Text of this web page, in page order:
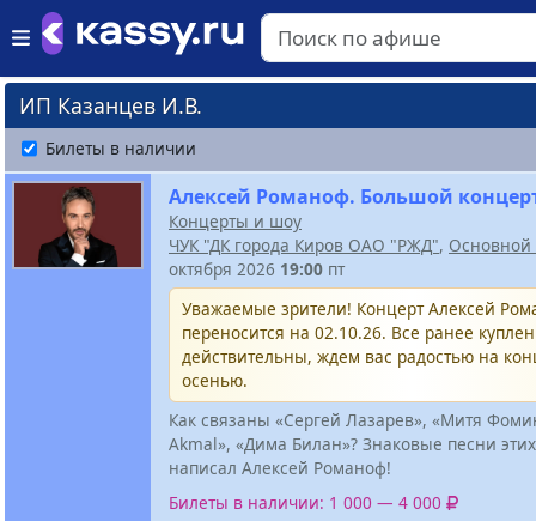
ИП Казанцев И.В.
Билеты в наличии
Алексей Романоф. Большой
Концерты и шоу
ЧУК "ДК города Киров ОАО "РЖД", Основной
октября 2026 19:00 пт
Уважаемые зрители! Концерт Алексей
переносится на 02.10.26. Все ранее
действительны, ждем вас радостью на
осенью.
Как связаны «Сергей Лазарев», «Митя
Akmal», «Дима Билан»? Знаковые песни
написал Алексей Романоф!
Билеты в наличии: 1 000 — 4 000